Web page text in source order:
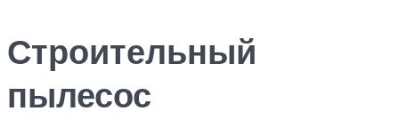
Строительный
пылесос